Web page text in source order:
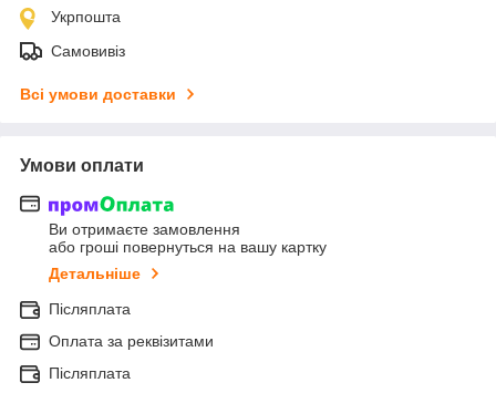
Укрпошта
Самовивіз
Всі умови доставки
Умови оплати
Ви отримаєте замовлення
або гроші повернуться на вашу картку
Детальніше
Післяплата
Оплата за реквізитами
Післяплата